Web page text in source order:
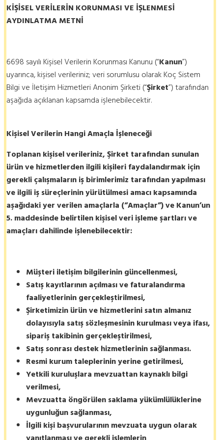
KİŞİSEL VERİLERİN KORUNMASI VE İŞLENMESİ
AYDINLATMA METNİ
6698 sayılı Kişisel Verilerin Korunması Kanunu (“Kanun”)
uyarınca, kişisel verileriniz; veri sorumlusu olarak Koç Sistem
Bilgi ve İletişim Hizmetleri Anonim Şirketi (“Şirket”) tarafından
aşağıda açıklanan kapsamda işlenebilecektir.
Kişisel Verilerin Hangi Amaçla İşleneceği
Toplanan kişisel verileriniz, Şirket tarafından sunulan
ürün ve hizmetlerden ilgili kişileri faydalandırmak için
gerekli çalışmaların iş birimlerimiz tarafından yapılması
ve ilgili iş süreçlerinin yürütülmesi amacı kapsamında
aşağıdaki yer verilen amaçlarla (“Amaçlar”) ve Kanun’un
5. maddesinde belirtilen kişisel veri işleme şartları ve
amaçları dahilinde işlenebilecektir:
Müşteri iletişim bilgilerinin güncellenmesi,
Satış kayıtlarının açılması ve faturalandırma
faaliyetlerinin gerçekleştirilmesi,
Şirketimizin ürün ve hizmetlerini satın almanız
dolayısıyla satış sözleşmesinin kurulması veya ifası,
sipariş takibinin gerçekleştirilmesi,
Satış sonrası destek hizmetlerinin sağlanması.
Resmi kurum taleplerinin yerine getirilmesi,
Yetkili kuruluşlara mevzuattan kaynaklı bilgi
verilmesi,
Mevzuatta öngörülen saklama yükümlülüklerine
uygunluğun sağlanması,
İlgili kişi başvurularının mevzuata uygun olarak